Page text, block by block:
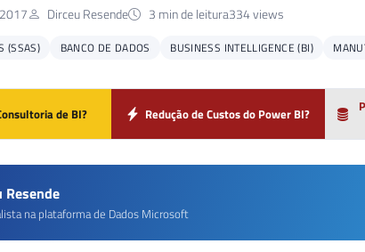
Dirceu Resende 3 min de leitura334 views
(SSAS) BANCO DE DADOS BUSINESS INTELLIGENCE (BI)
de BI? Redução de Custos do Power BI?
Resende
na plataforma de Dados Microsoft